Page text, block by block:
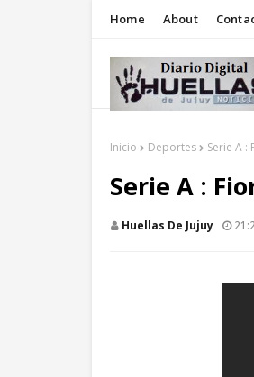
Home About
Inicio Deportes Serie A :
Serie A :
Huellas De Jujuy